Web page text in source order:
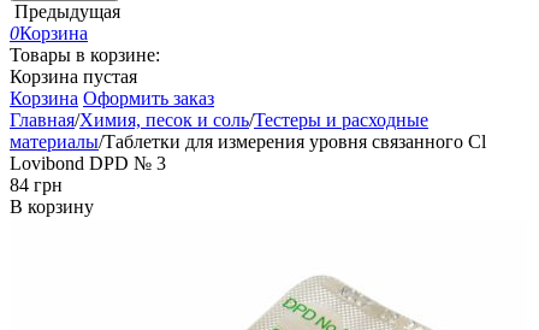
Предыдущая
0Корзина
Товары в корзине:
Корзина пустая
Корзина Оформить заказ
Главная/Химия, песок и соль/Тестеры и расходные
материалы/Таблетки для измерения уровня связанного Cl
Lovibond DPD № 3
‍84‍ грн
В корзину